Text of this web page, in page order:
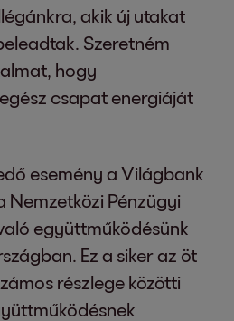
akik új utakat
Szeretném
hogy
csapat energiáját
esemény a Világbank
Nemzetközi Pénzügyi
együttműködésünk
Ez a siker az öt
részlege közötti